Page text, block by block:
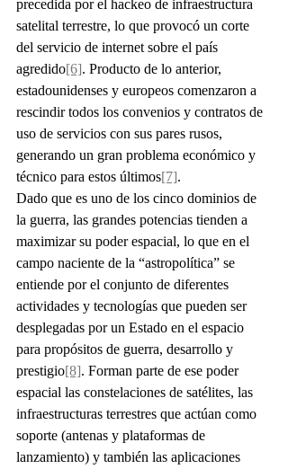
precedida por el hackeo de infraestructura
satelital terrestre, lo que provocó un corte
del servicio de internet sobre el país
agredido[6]. Producto de lo anterior,
estadounidenses y europeos comenzaron a
rescindir todos los convenios y contratos de
uso de servicios con sus pares rusos,
generando un gran problema económico y
técnico para estos últimos[7].
Dado que es uno de los cinco dominios de
la guerra, las grandes potencias tienden a
maximizar su poder espacial, lo que en el
campo naciente de la “astropolítica” se
entiende por el conjunto de diferentes
actividades y tecnologías que pueden ser
desplegadas por un Estado en el espacio
para propósitos de guerra, desarrollo y
prestigio[8]. Forman parte de ese poder
espacial las constelaciones de satélites, las
infraestructuras terrestres que actúan como
soporte (antenas y plataformas de
lanzamiento) y también las aplicaciones